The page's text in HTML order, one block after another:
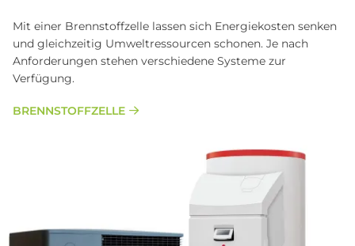
Mit einer Brennstoffzelle lassen sich Energiekosten senken
und gleichzeitig Umweltressourcen schonen. Je nach
Anforderungen stehen verschiedene Systeme zur
Verfügung.
BRENNSTOFFZELLE